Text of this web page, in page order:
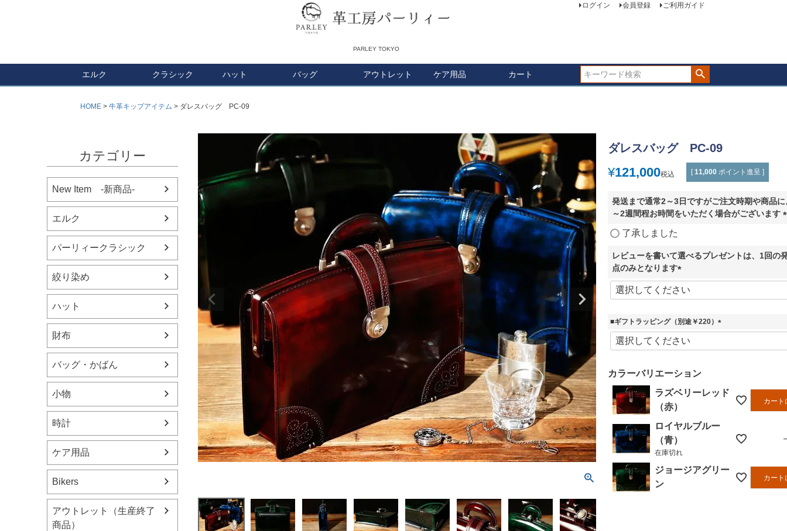
PARLEY TOKYO
ログイン 会員登録 ご利用ガイド
エルク クラシック ハット バッグ アウトレット ケア用品 カート
検索
HOME 牛革キップアイテム ダレスバッグ PC-09
カテゴリー
New Item -新商品-
エルク
パーリィークラシック
絞り染め
ハット
財布
バッグ・かばん
小物
時計
ケア用品
Bikers
アウトレット（生産終了
商品）
ダレスバッグ PC-09
¥121,000税込 [ 11,000 ポイント進呈 ]
発送まで通常2～3日ですがご注文時期や商品
～2週間程お時間をいただく場合がございます
了承しました
レビューを書いて選べるプレゼントは、1回の
点のみとなります
(
必
)
■ギフトラッピング（別途￥220）
(
カラーバリエーション
ラズベリーレッド
（赤）
カート
ロイヤルブルー
（青）
在庫切れ
ジョージアグリー
ン
カート